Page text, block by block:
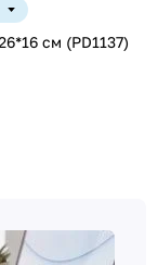
см (PD1137)